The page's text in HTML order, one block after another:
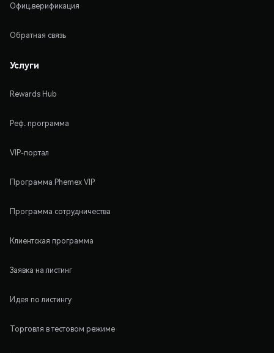
Офиц.верификация
Обратная связь
Услуги
Rewards Hub
Реф. программа
VIP-портал
Программа Phemex VIP
Программа сотрудничества
Клиентская программа
Заявка на листинг
Идея по листингу
Торговля в тестовом режиме